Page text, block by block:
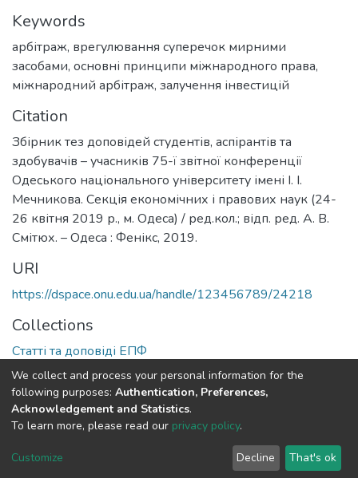
Keywords
арбітраж, врегулювання суперечок мирними
засобами, основні принципи міжнародного права,
міжнародний арбітраж, залучення інвестицій
Citation
Збірник тез доповідей студентів, аспірантів та
здобувачів – учасників 75-ї звітної конференції
Одеського національного університету імені І. І.
Мечникова. Секція економічних і правових наук (24-
26 квітня 2019 р., м. Одеса) / ред.кол.; відп. ред. А. В.
Смітюх. – Одеса : Фенікс, 2019.
URI
https://dspace.onu.edu.ua/handle/123456789/24218
Collections
Статті та доповіді ЕПФ
Full item page
DSpace software copyright © 2009-2026
Cookie
End User
Agreement
Send
Feedback
We collect and process your personal information for the
following purposes: Authentication, Preferences,
Acknowledgement and Statistics.
To learn more, please read our privacy policy.
Customize Decline That's ok